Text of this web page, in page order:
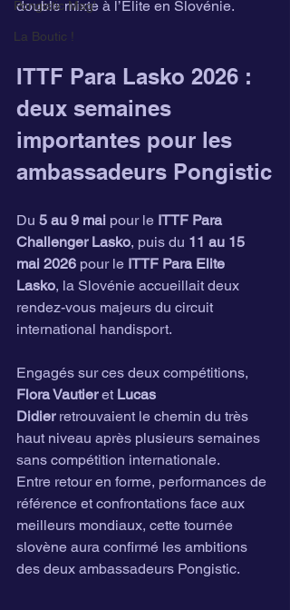
Pongistic Mag'
La Boutic !
double mixte à l’Elite en Slovénie.
ITTF Para Lasko 2026 :
deux semaines
importantes pour les
ambassadeurs Pongistic
Du 5 au 9 mai pour le ITTF Para
Challenger Lasko, puis du 11 au 15
mai 2026 pour le ITTF Para Elite
Lasko, la Slovénie accueillait deux
rendez-vous majeurs du circuit
international handisport.
Engagés sur ces deux compétitions,
Flora Vautier et Lucas
Didier retrouvaient le chemin du très
haut niveau après plusieurs semaines
sans compétition internationale.
Entre retour en forme, performances de
référence et confrontations face aux
meilleurs mondiaux, cette tournée
slovène aura confirmé les ambitions
des deux ambassadeurs Pongistic.